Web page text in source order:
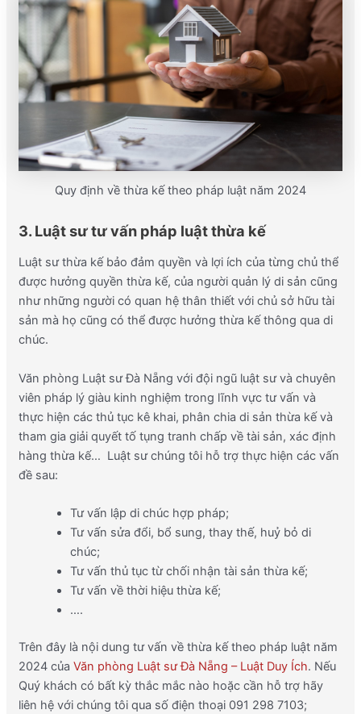
Quy định về thừa kế theo pháp luật năm 2024
3. Luật sư tư vấn pháp luật thừa kế
Luật sư thừa kế bảo đảm quyền và lợi ích của từng chủ thể
được hưởng quyền thừa kế, của người quản lý di sản cũng
như những người có quan hệ thân thiết với chủ sở hữu tài
sản mà họ cũng có thể được hưởng thừa kế thông qua di
chúc.
Văn phòng Luật sư Đà Nẵng với đội ngũ luật sư và chuyên
viên pháp lý giàu kinh nghiệm trong lĩnh vực tư vấn và
thực hiện các thủ tục kê khai, phân chia di sản thừa kế và
tham gia giải quyết tố tụng tranh chấp về tài sản, xác định
hàng thừa kế… Luật sư chúng tôi hỗ trợ thực hiện các vấn
đề sau:
Tư vấn lập di chúc hợp pháp;
Tư vấn sửa đổi, bổ sung, thay thế, huỷ bỏ di
chúc;
Tư vấn thủ tục từ chối nhận tài sản thừa kế;
Tư vấn về thời hiệu thừa kế;
….
Trên đây là nội dung tư vấn về thừa kế theo pháp luật năm
2024 của Văn phòng Luật sư Đà Nẵng – Luật Duy Ích. Nếu
Quý khách có bất kỳ thắc mắc nào hoặc cần hỗ trợ hãy
liên hệ với chúng tôi qua số điện thoại 091 298 7103;